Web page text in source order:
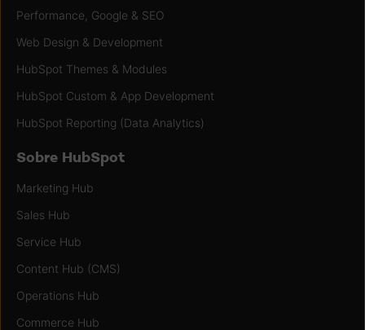
Performance, Google & SEO
Web Design & Development
HubSpot Themes & Modules
HubSpot Custom & App Development
HubSpot Reporting (Data Analytics)
Sobre HubSpot
Marketing Hub
Sales Hub
Service Hub
Content Hub (CMS)
Operations Hub
Commerce Hub